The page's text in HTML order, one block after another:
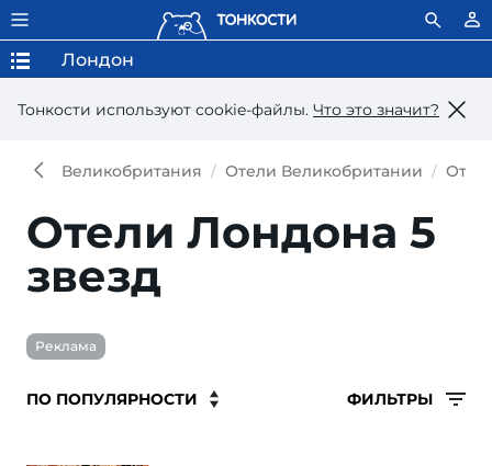
Тонкости используют сookie-файлы. Что это значит?
Лондон
Великобритания Отели Великобритании
Отели Лондона 5
звезд
Реклама
ФИЛЬТРЫ